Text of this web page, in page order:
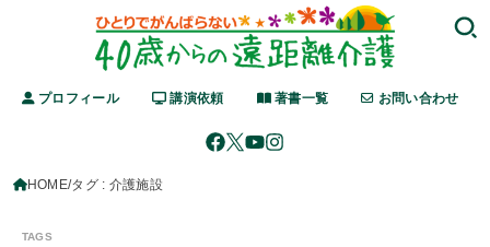
プロフィール 講演依頼 著書一覧 お問い合わせ
HOME タグ : 介護施設